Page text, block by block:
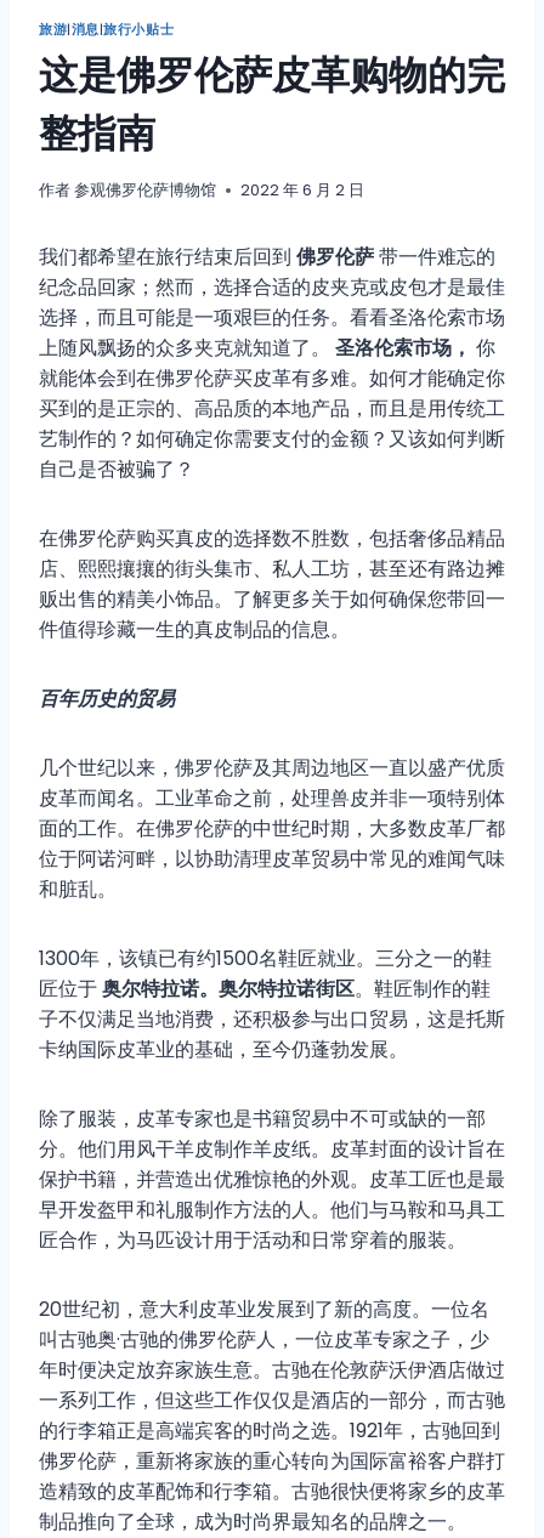
旅游|消息|旅行小贴士
这是佛罗伦萨皮革购物的完
整指南
作者参观佛罗伦萨博物馆 2022 年 6 月 2 日
我们都希望在旅行结束后回到 佛罗伦萨带一件难忘的
纪念品回家；然而，选择合适的皮夹克或皮包才是最佳
选择，而且可能是一项艰巨的任务。看看圣洛伦索市场
上随风飘扬的众多夹克就知道了。 圣洛伦索市场， 你
就能体会到在佛罗伦萨买皮革有多难。如何才能确定你
买到的是正宗的、高品质的本地产品，而且是用传统工
艺制作的？如何确定你需要支付的金额？又该如何判断
自己是否被骗了？
在佛罗伦萨购买真皮的选择数不胜数，包括奢侈品精品
店、熙熙攘攘的街头集市、私人工坊，甚至还有路边摊
贩出售的精美小饰品。了解更多关于如何确保您带回一
件值得珍藏一生的真皮制品的信息。
百年历史的贸易
几个世纪以来，佛罗伦萨及其周边地区一直以盛产优质
皮革而闻名。工业革命之前，处理兽皮并非一项特别体
面的工作。在佛罗伦萨的中世纪时期，大多数皮革厂都
位于阿诺河畔，以协助清理皮革贸易中常见的难闻气味
和脏乱。
1300年，该镇已有约1500名鞋匠就业。三分之一的鞋
匠位于奥尔特拉诺。奥尔特拉诺街区。鞋匠制作的鞋
子不仅满足当地消费，还积极参与出口贸易，这是托斯
卡纳国际皮革业的基础，至今仍蓬勃发展。
除了服装，皮革专家也是书籍贸易中不可或缺的一部
分。他们用风干羊皮制作羊皮纸。皮革封面的设计旨在
保护书籍，并营造出优雅惊艳的外观。皮革工匠也是最
早开发盔甲和礼服制作方法的人。他们与马鞍和马具工
匠合作，为马匹设计用于活动和日常穿着的服装。
20世纪初，意大利皮革业发展到了新的高度。一位名
叫古驰奥·古驰的佛罗伦萨人，一位皮革专家之子，少
年时便决定放弃家族生意。古驰在伦敦萨沃伊酒店做过
一系列工作，但这些工作仅仅是酒店的一部分，而古驰
的行李箱正是高端宾客的时尚之选。1921年，古驰回到
佛罗伦萨，重新将家族的重心转向为国际富裕客户群打
造精致的皮革配饰和行李箱。古驰很快便将家乡的皮革
制品推向了全球，成为时尚界最知名的品牌之一。